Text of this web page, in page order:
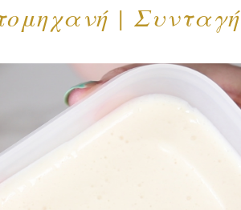
| Συνταγή